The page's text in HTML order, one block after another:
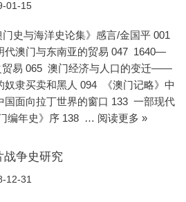
01-15
史与海洋史论集》感言/金国平 001
代澳门与东南亚的贸易 047 1640—
贸易 065 澳门经济与人口的变迁——
隶买卖和黑人 094 《澳门记略》中
国面向拉丁世界的窗口 133 一部现代
编年史》序 138 … 阅读更多 »
战争史研究
12-31